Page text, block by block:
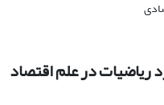
ریاضیات در علم اقتصاد